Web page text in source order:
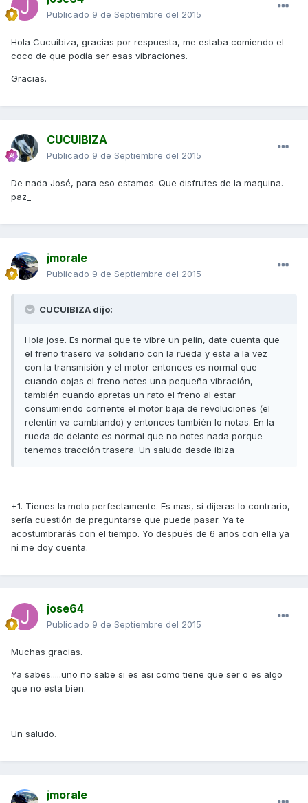
Publicado 9 de Septiembre del 2015
Hola Cucuibiza, gracias por respuesta, me estaba comiendo el
coco de que podía ser esas vibraciones.
Gracias.
CUCUIBIZA
Publicado 9 de Septiembre del 2015
De nada José, para eso estamos. Que disfrutes de la maquina.
paz_
jmorale
Publicado 9 de Septiembre del 2015
CUCUIBIZA dijo:
Hola jose. Es normal que te vibre un pelin, date cuenta que
el freno trasero va solidario con la rueda y esta a la vez
con la transmisión y el motor entonces es normal que
cuando cojas el freno notes una pequeña vibración,
también cuando apretas un rato el freno al estar
consumiendo corriente el motor baja de revoluciones (el
relentin va cambiando) y entonces también lo notas. En la
rueda de delante es normal que no notes nada porque
tenemos tracción trasera. Un saludo desde ibiza
+1. Tienes la moto perfectamente. Es mas, si dijeras lo contrario,
sería cuestión de preguntarse que puede pasar. Ya te
acostumbrarás con el tiempo. Yo después de 6 años con ella ya
ni me doy cuenta.
jose64
Publicado 9 de Septiembre del 2015
Muchas gracias.
Ya sabes.....uno no sabe si es asi como tiene que ser o es algo
que no esta bien.
Un saludo.
jmorale